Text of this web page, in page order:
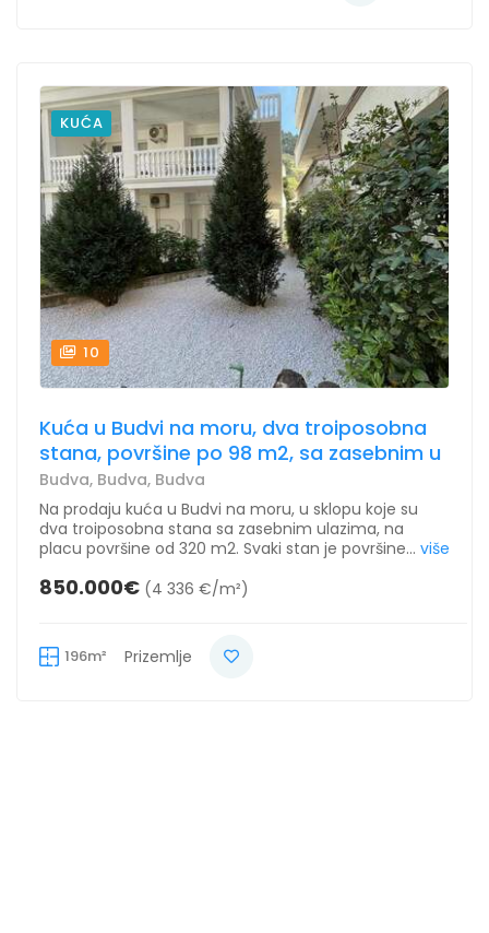
KUĆA
10
Kuća u Budvi na moru, dva troiposobna
stana, površine po 98 m2, sa zasebnim u
Budva, Budva, Budva
Na prodaju kuća u Budvi na moru, u sklopu koje su
dva troiposobna stana sa zasebnim ulazima, na
placu površine od 320 m2. Svaki stan je površine... više
850.000€ (4 336 €/m²)
196m² Prizemlje